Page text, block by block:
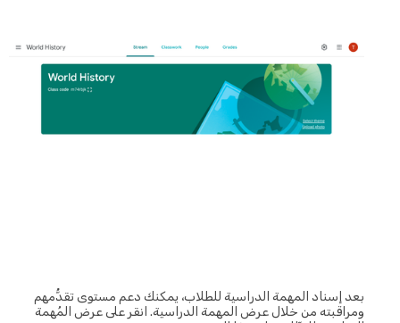
بعد إسناد المهمة الدراسية للطلاب، يمكنك دعم مستوى تقدُّمهم
ومراقبته من خلال عرض المهمة الدراسية. انقر على عرض المُهمة